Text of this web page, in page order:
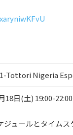
Tottori Nigeria
18日(土) 19:00-
ュールとタイムス